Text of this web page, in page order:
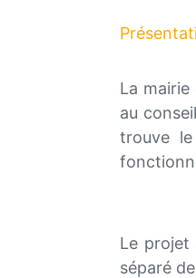
La mairie
au
trouve le
Le projet
séparé